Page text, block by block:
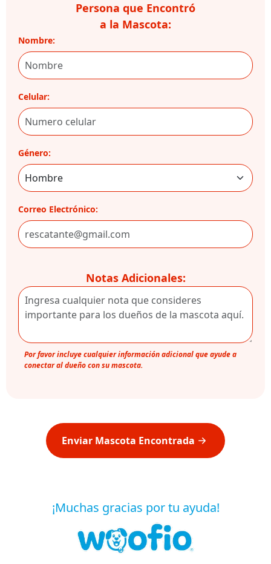
Persona que Encontró
a la Mascota:
Nombre:
Celular:
Género:
Correo Electrónico:
Notas Adicionales:
Por favor incluye cualquier información adicional que ayude a
conectar al dueño con su mascota.
Enviar Mascota Encontrada
¡Muchas gracias por tu ayuda!